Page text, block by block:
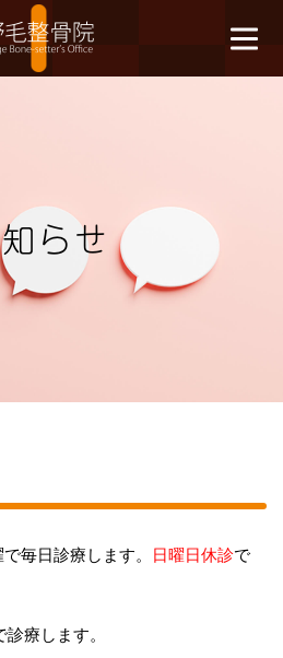
知らせ
毎日診療します。 日曜日休診で
療します。